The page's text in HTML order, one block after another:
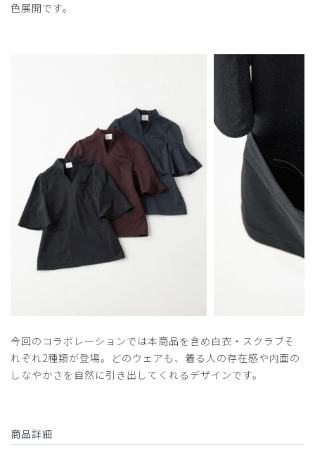
色展開です。
今回のコラボレーションでは本商品を含め白衣・スクラブそ
れぞれ2種類が登場。どのウェアも、着る人の存在感や内面の
しなやかさを自然に引き出してくれるデザインです。
商品詳細